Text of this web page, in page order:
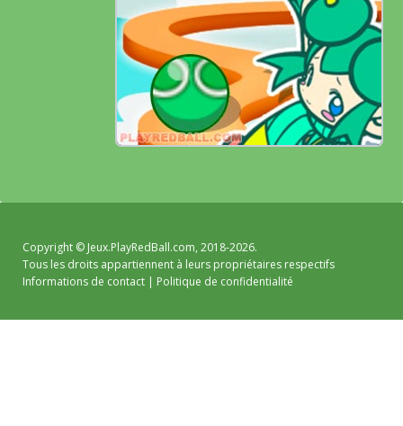
Copyright © Jeux.PlayRedBall.com, 2018-2026.
Tous les droits appartiennent à leurs propriétaires respectifs
Informations de contact | Politique de confidentialité